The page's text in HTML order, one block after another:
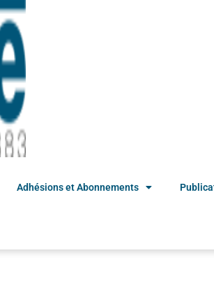
Adhésions et Abonnements